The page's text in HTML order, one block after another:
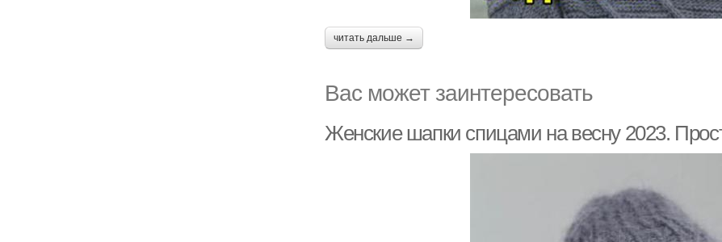
читать дальше →
Вас может заинтересовать
Женские шапки спицами на весну 2023.